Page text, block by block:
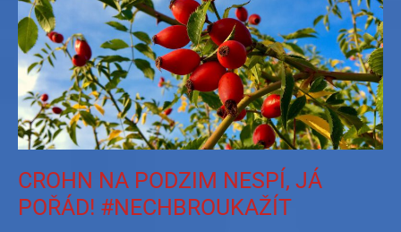
CROHN NA PODZIM NESPÍ, JÁ
POŘÁD! #NECHBROUKAŽÍT